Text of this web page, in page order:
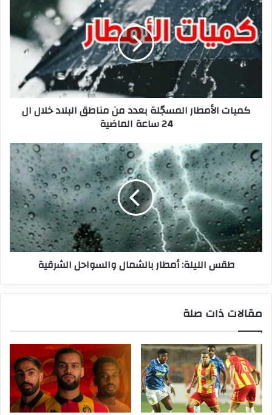
الأمطار
المسجّلة
بعدد
من
مناطق
ال
كميات الأمطار المسجّلة بعدد من مناطق البلاد خلال ال
24 ساعة الماضية
طقس
الليلة:
أمطار
بالشمال
والسواحل
الشرقية
طقس الليلة: أمطار بالشمال والسواحل الشرقية
مقالات ذات صلة